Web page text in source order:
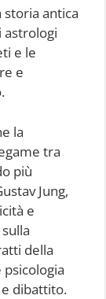
storia antica
astrologi
e le
e
la
tra
più
Jung,
e
della
dibattito.